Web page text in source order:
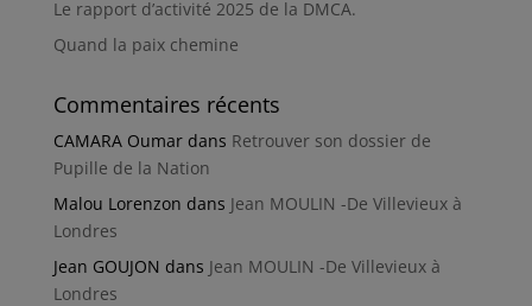
Le rapport d’activité 2025 de la DMCA.
Quand la paix chemine
Commentaires récents
CAMARA Oumardans Retrouver son dossier de
Pupille de la Nation
Malou Lorenzon dans Jean MOULIN -De Villevieux à
Londres
Jean GOUJON dans Jean MOULIN -De Villevieux à
Londres